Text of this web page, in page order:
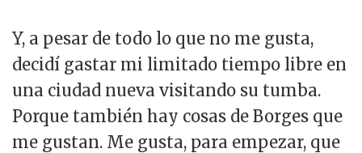
Y, a pesar de todo lo que no me gusta,
decidí gastar mi limitado tiempo libre en
una ciudad nueva visitando su tumba.
Porque también hay cosas de Borges que
me gustan. Me gusta, para empezar, que